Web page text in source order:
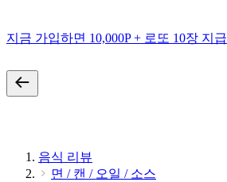
지금 가입하면 10,000P + 로또 10장 지급
음식 리뷰
면 / 캔 / 오일 / 소스